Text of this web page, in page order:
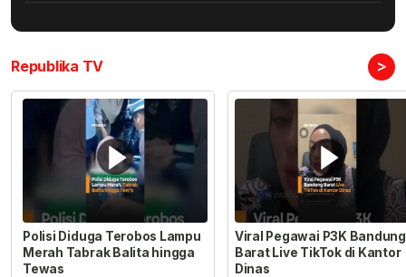
Republika TV >
Polisi Diduga Terobos Lampu
Merah Tabrak Balita hingga
Tewas
Viral Pegawai P3K Bandung
Barat Live TikTok di Kantor
Dinas